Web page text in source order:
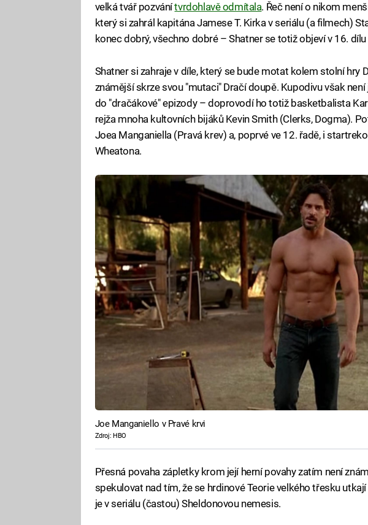
velká tvář pozvánítvrdohlavě odmítala. Řeč není o nikom
který si zahrál kapitána Jamese T. Kirka v seriálu (a filmech)
konec dobrý, všechno dobré – Shatner se totiž objeví v 16.
Shatner si zahraje v díle, který se bude motat kolem stolní hry
známější skrze svou "mutaci" Dračí doupě. Kupodivu však
do "dračákové" epizody – doprovodí ho totiž basketbalista
rejža mnoha kultovních bijáků Kevin Smith (Clerks, Dogma).
Joea Manganiella (Pravá krev) a, poprvé ve 12. řadě, i
Wheatona.
Joe Manganiello v Pravé krvi
Zdroj: HBO
Přesná povaha zápletky krom její herní povahy zatím není
spekulovat nad tím, že se hrdinové Teorie velkého třesku
je v seriálu (častou) Sheldonovou nemesis.